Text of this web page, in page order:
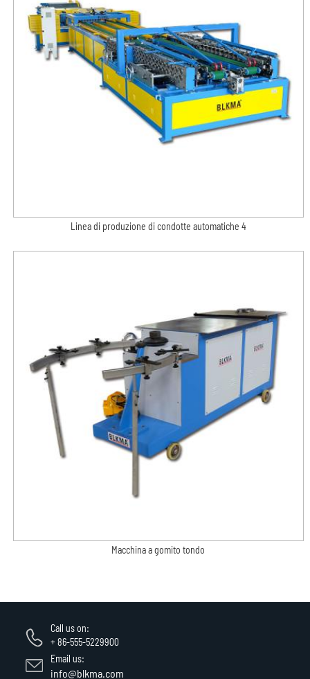
Linea di produzione di condotte automatiche 4
Macchina a gomito tondo
Call us on:
+ 86-555-5229900
Email us:
info@blkma.com